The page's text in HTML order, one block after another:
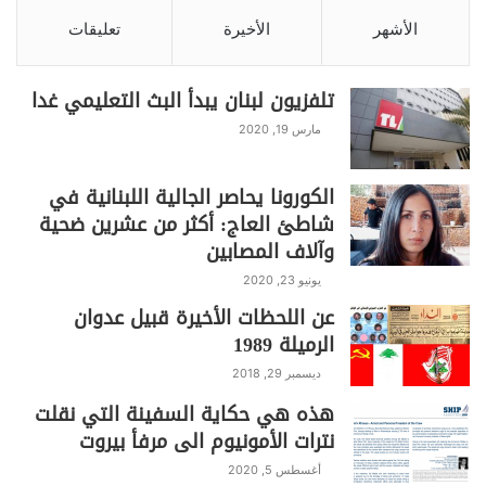
حركة التضامن من أجل التنمية الإنسانية
ACTION SOLIDARITÉ POUR LE
DÉVELOPPEMENT HUMAIN ويتخلل
عرضاً لرسوم مستوحاة من الوضع
الاقتصادي والاجتماعي الكارثي في لبنان،
على شكل قصص كرتونية، استوحتها فنانة
فرنسية متطوعة مع المؤسسة من خلال
رحلتها برفقة فريق عامل في لبنان، وذلك
بهدف تعزيز الحملة التضامنية مع لبنان في
محنته، ولدعم جهود مراكز عامل وعياداتها
متطوع ومتفرغ، كجزء من عمل المؤسسة
وخطة الاستجابة التي أطلقتها في أعقاب
انفجار مرفأ بيروت، وتفاقم الأزمة
المعيشية وجائحة كوفيد19 في البلاد.
الأشهر الأخيرة تعليقات
تلفزيون لبنان يبدأ البث التعليمي غدا
مارس 19, 2020
الكورونا يحاصر الجالية اللبنانية في
شاطئ العاج: أكثر من عشرين ضحية
وآلاف المصابين
يونيو 23, 2020
عن اللحظات الأخيرة قبيل عدوان
الرميلة 1989
ديسمبر 29, 2018
هذه هي حكاية السفينة التي نقلت
نترات الأمونيوم الى مرفأ بيروت
أغسطس 5, 2020